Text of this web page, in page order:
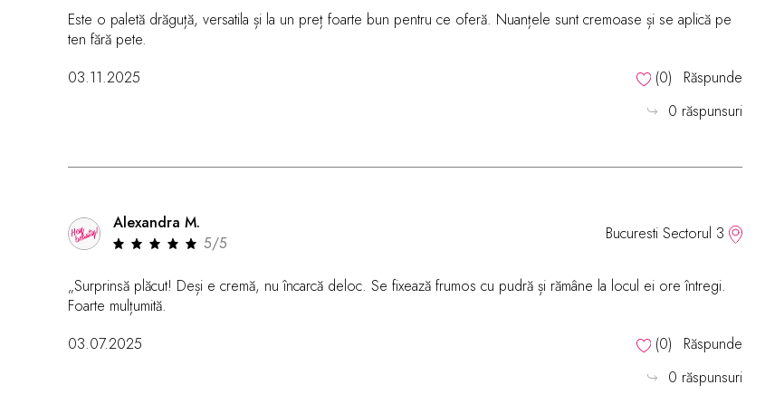
Este o paletă drăguță, versatila și la un preț foarte bun pentru ce oferă. Nuanțele sunt cremoase și se aplică pe
ten fără pete.
03.11.2025
(0)
Răspunde
0 răspunsuri
Alexandra M.
5/5
Bucuresti Sectorul 3
„Surprinsă plăcut! Deși e cremă, nu încarcă deloc. Se fixează frumos cu pudră și rămâne la locul ei ore întregi.
Foarte mulțumită.
03.07.2025
(0)
Răspunde
0 răspunsuri